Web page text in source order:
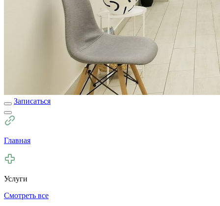
Записаться
Главная
Услуги
Смотреть все